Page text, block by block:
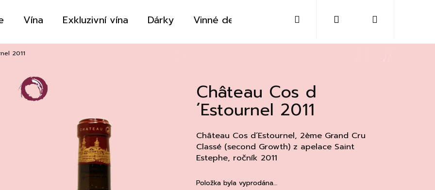
Vína Exkluzivní vína Dárky Vinné destiláty Sklo Doplňky Kontakt
Přihlášení
2011
Château Cos d
´Estournel 2011
Château Cos d´Estournel, 2ème Grand Cru
Classé (second Growth) z apelace Saint
Estephe, ročník 2011
Položka byla vyprodána…
Co potřebujete najít?
Doporučujeme